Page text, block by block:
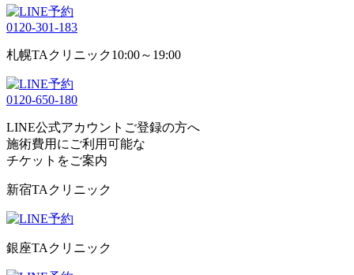
0120-301-183
札幌TAクリニック10:00～19:00
0120-650-180
LINE公式アカウントご登録の方へ
施術費用にご利用可能な
チケット をご案内
新宿TAクリニック
銀座TAクリニック